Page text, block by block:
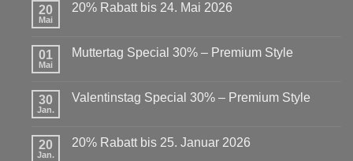
20
Mai
20% Rabatt bis 24. Mai 2026
20%
Mai
2026
01
Mai
Muttertag Special 30% – Premium Style
Muttertag
Premium
Style
30
Jan.
Valentinstag Special 30% – Premium Style
Valentinstag
20
Jan.
20% Rabatt bis 25. Januar 2026